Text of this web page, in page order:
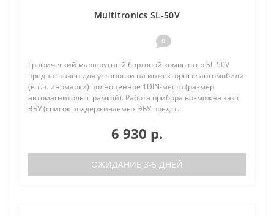
Multitronics SL-50V
0
Графический маршрутный бортовой компьютер SL-50V
предназначен для установки на инжекторные автомобили
(в т.ч. иномарки) полноценное 1DIN-место (размер
автомагнитолы с рамкой). Работа прибора возможна как с
ЭБУ (список поддерживаемых ЭБУ предст..
6 930 р.
ОЖИДАНИЕ 3-5 ДНЕЙ